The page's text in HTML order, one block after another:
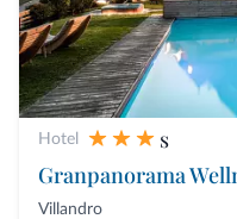
Hotel
s
Granpanorama
Villandro